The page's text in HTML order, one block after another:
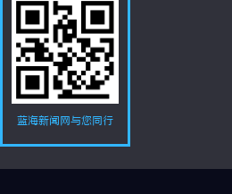
蓝海新闻网与您同行